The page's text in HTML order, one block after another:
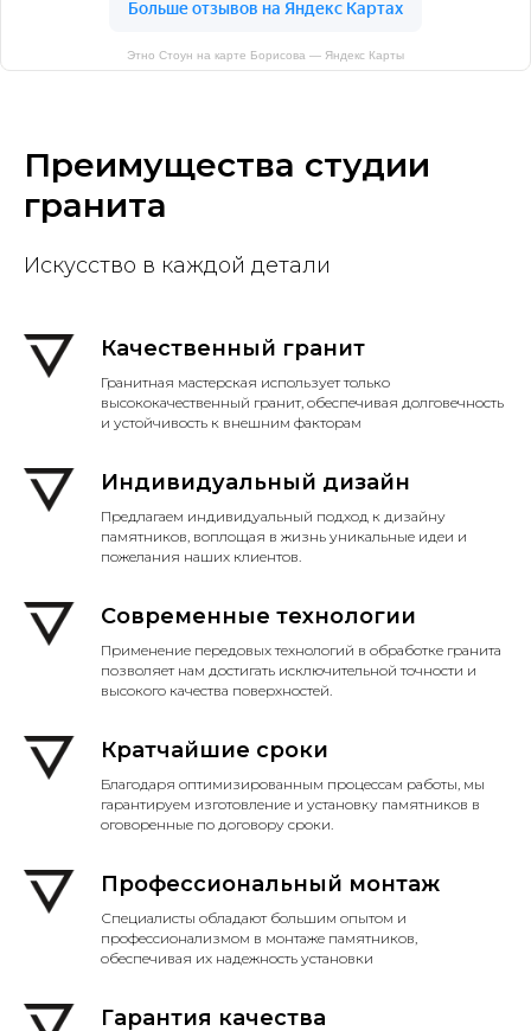
Этно Стоун на карте Борисова — Яндекс Карты
Преимущества студии
гранита
Искусство в каждой детали
Качественный гранит
Гранитная мастерская использует только
высококачественный гранит, обеспечивая долговечность
и устойчивость к внешним факторам
Индивидуальный дизайн
Предлагаем индивидуальный подход к дизайну
памятников, воплощая в жизнь уникальные идеи и
пожелания наших клиентов.
Современные технологии
Применение передовых технологий в обработке гранита
позволяет нам достигать исключительной точности и
высокого качества поверхностей.
Кратчайшие сроки
Благодаря оптимизированным процессам работы, мы
гарантируем изготовление и установку памятников в
оговоренные по договору сроки.
Профессиональный монтаж
Специалисты обладают большим опытом и
профессионализмом в монтаже памятников,
обеспечивая их надежность установки
Гарантия качества